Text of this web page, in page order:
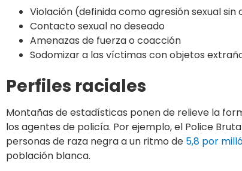
Violación (definida como agresión sexual
Contacto sexual no deseado
Amenazas de fuerza o coacción
Sodomizar a las víctimas con objetos
Perfiles raciales
Montañas de estadísticas ponen de relieve la
los agentes de policía. Por ejemplo, el Police
personas de raza negra a un ritmo de 5,8 por
población blanca.